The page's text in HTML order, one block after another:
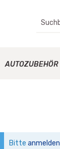
AUTOZUBEHÖR
Bitte anmelden